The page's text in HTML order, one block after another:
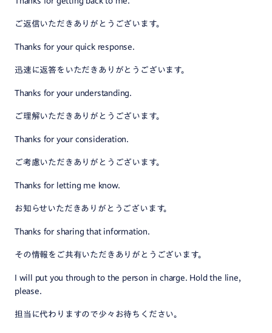
ご返信いただきありがとうございます。
Thanks for your quick response.
迅速に返答をいただきありがとうございます。
Thanks for your understanding.
ご理解いただきありがとうございます。
Thanks for your consideration.
ご考慮いただきありがとうございます。
Thanks for letting me know.
お知らせいただきありがとうございます。
Thanks for sharing that information.
その情報をご共有いただきありがとうございます。
I will put you through to the person in charge. Hold the line,
please.
担当に代わりますので少々お待ちください。